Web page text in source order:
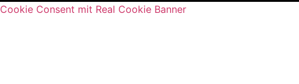
Cookie Consent mit Real Cookie Banner